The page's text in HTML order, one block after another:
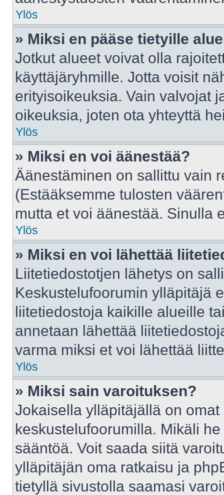
Ylös
» Miksi en pääse tietyille
Jotkut alueet voivat olla
käyttäjäryhmille. Jotta voisit
erityisoikeuksia. Vain valvojat
oikeuksia, joten ota yhteyttä
Ylös
» Miksi en voi äänestää?
Äänestäminen on sallittu vain
(Estääksemme tulosten
mutta et voi äänestää. Sinulla
Ylös
» Miksi en voi lähettää
Liitetiedostotjen lähetys on
Keskustelufoorumin ylläpitäjä
liitetiedostoja kaikille alueille
annetaan lähettää
varma miksi et voi lähettää
Ylös
» Miksi sain varoituksen?
Jokaisella ylläpitäjällä on
keskustelufoorumilla. Mikäli
sääntöä. Voit saada siitä
ylläpitäjän oma ratkaisu ja
tietyllä sivustolla saamasi